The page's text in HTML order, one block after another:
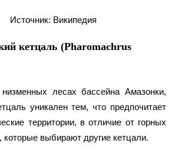
и мгновенный доступ
Источник: Википедия
кетцаль (Pharomachrus
лесах бассейна Амазонки,
уникален тем, что предпочитает
территории, в отличие от горных
которые выбирают другие кетцали.